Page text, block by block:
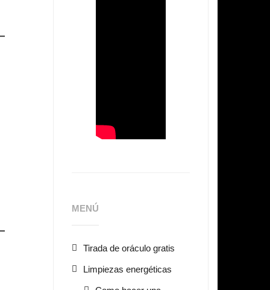
MENÚ
Tirada de oráculo gratis
Limpiezas energéticas